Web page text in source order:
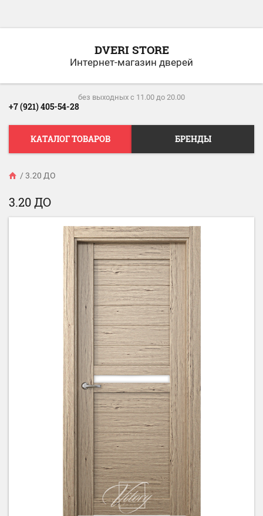
DVERI STORE
Интернет-магазин дверей
без выходных c 11.00 до 20.00
+7 (921) 405-54-28
КАТАЛОГ ТОВАРОВ БРЕНДЫ
/ 3.20 ДО
3.20 ДО